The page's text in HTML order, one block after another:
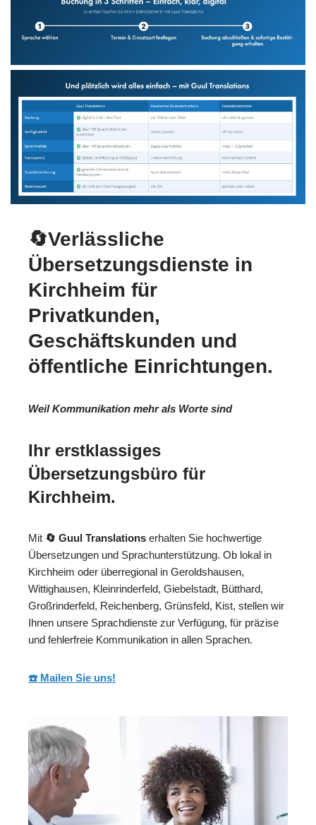
🔄Verlässliche
Übersetzungsdienste in
Kirchheim für
Privatkunden,
Geschäftskunden und
öffentliche Einrichtungen.
Weil Kommunikation mehr als Worte sind
Ihr erstklassiges
Übersetzungsbüro für
Kirchheim.
Mit 🔄 Guul Translations erhalten Sie hochwertige
Übersetzungen und Sprachunterstützung. Ob lokal in
Kirchheim oder überregional in Geroldshausen,
Wittighausen, Kleinrinderfeld, Giebelstadt, Bütthard,
Großrinderfeld, Reichenberg, Grünsfeld, Kist, stellen wir
Ihnen unsere Sprachdienste zur Verfügung, für präzise
und fehlerfreie Kommunikation in allen Sprachen.
☎️ Mailen Sie uns!